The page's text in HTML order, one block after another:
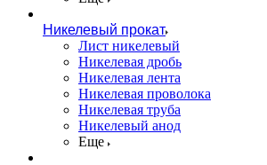
Никелевый прокат
Лист никелевый
Никелевая дробь
Никелевая лента
Никелевая проволока
Никелевая труба
Никелевый анод
Еще